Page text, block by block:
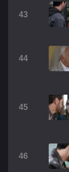
43
44
45
46